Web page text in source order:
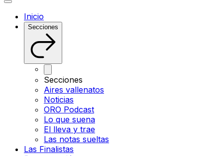
Inicio
Secciones
Secciones
Aires vallenatos
Noticias
ORO Podcast
Lo que suena
El lleva y trae
Las notas sueltas
Las Finalistas